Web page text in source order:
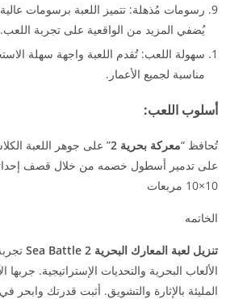
رسومات مُذهلة: تتميز اللعبة برسومات
يُضفي المزيد من الواقعية على تجربة اللعب.
سهولة اللعب: تُقدم اللعبة واجهة سهلة
مناسبة لجميع الأعمار.
أسلوب اللعب:
تُحافظ “معركة بحرية 2
” على جوهر اللعبة
على تدمير أسطول خصمه من خلال قصف
10×10 مربعات
الخاتمه
تنزيل لعبة المعارك البحرية Sea Battle 2
الألعاب البحرية والتحديات الإستراتيجية. جربها
المليئة بالإثارة والتشويق. أثبت قدرتك وابحر